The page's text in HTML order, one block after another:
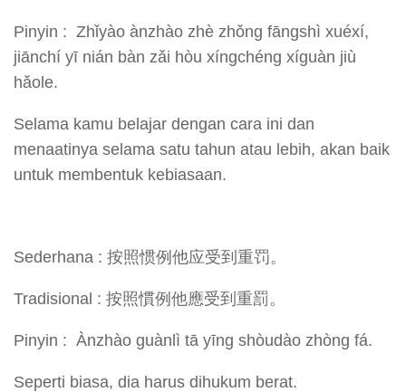
Pinyin : Zhǐyào ànzhào zhè zhǒng fāngshì xuéxí,
jiānchí yī nián bàn zǎi hòu xíngchéng xíguàn jiù
hǎole.
Selama kamu belajar dengan cara ini dan
menaatinya selama satu tahun atau lebih, akan baik
untuk membentuk kebiasaan.
Sederhana : 按照惯例他应受到重罚。
Tradisional : 按照慣例他應受到重罰。
Pinyin : Ànzhào guànlì tā yīng shòudào zhòng fá.
Seperti biasa, dia harus dihukum berat.